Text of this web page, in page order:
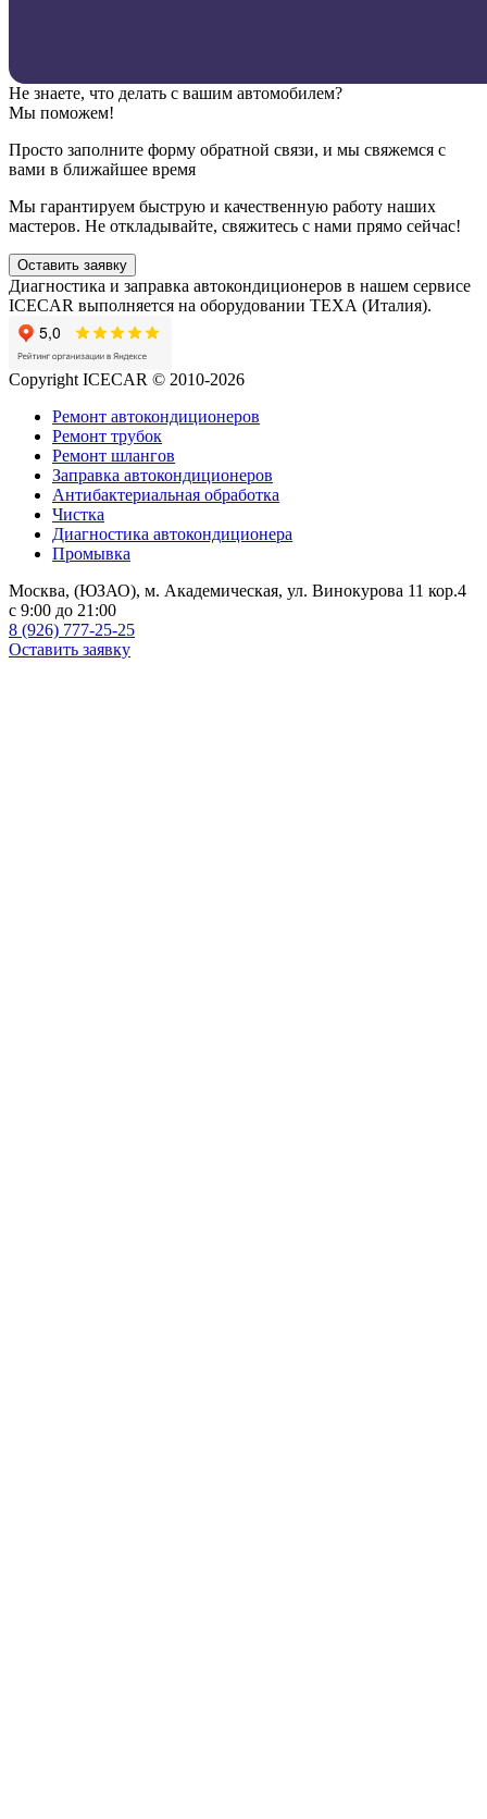
Не знаете, что делать с вашим автомобилем?
Мы поможем!
Просто заполните форму обратной связи, и мы свяжемся с
вами в ближайшее время
Мы гарантируем быструю и качественную работу наших
мастеров. Не откладывайте, свяжитесь с нами прямо сейчас!
Оставить заявку
Диагностика и заправка автокондиционеров в нашем сервисе
ICECAR выполняется на оборудовании ТЕХА (Италия).
Copyright ICECAR © 2010-2026
Ремонт автокондиционеров
Ремонт трубок
Ремонт шлангов
Заправка автокондиционеров
Антибактериальная обработка
Чистка
Диагностика автокондиционера
Промывка
Москва, (ЮЗАО), м. Академическая, ул. Винокурова 11 кор.4
c 9:00 до 21:00
8 (926) 777-25-25
Оставить заявку